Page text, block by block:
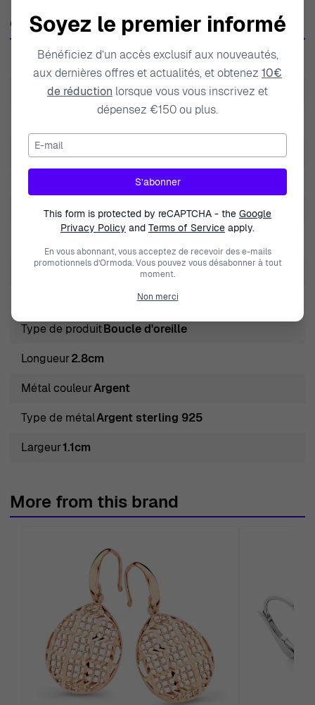
Caractéristiques techniques
SKUZO-7426/SA
5415190106916
ModèleEnora
nature de la pierre précieuseZirconium
Fermeture Poussette
Bleu
Type de produitBoucle d'oreille
Longueur2.8cm
Métal couleurArgent
Type de métalArgent sterling 925
Largeur1.1cm
More from this brand
Soyez le premier informé
Bénéficiez d’un accès exclusif aux nouveautés,
aux dernières offres et actualités, et obtenez 10€
de réduction lorsque vous vous inscrivez et
dépensez €150 ou plus.
E-mail
S’abonner
This form is protected by reCAPTCHA - the Google
Privacy Policy and Terms of Service apply.
En vous abonnant, vous acceptez de recevoir des e-mails
promotionnels d’Ormoda. Vous pouvez vous désabonner à tout
moment.
Non merci